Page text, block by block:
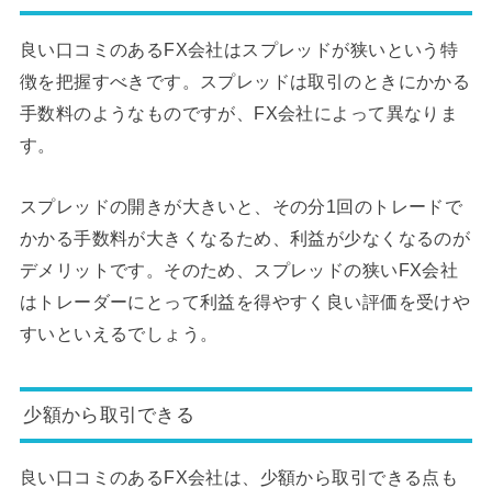
良い口コミのあるFX会社はスプレッドが狭いという特
徴を把握すべきです。スプレッドは取引のときにかかる
手数料のようなものですが、FX会社によって異なりま
す。
スプレッドの開きが大きいと、その分1回のトレードで
かかる手数料が大きくなるため、利益が少なくなるのが
デメリットです。そのため、スプレッドの狭いFX会社
はトレーダーにとって利益を得やすく良い評価を受けや
すいといえるでしょう。
少額から取引できる
良い口コミのあるFX会社は、少額から取引できる点も